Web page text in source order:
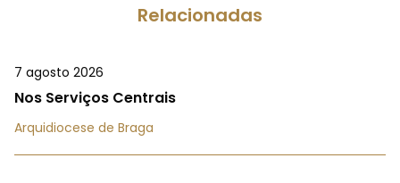
Relacionadas
7 agosto 2026
Nos Serviços Centrais
Arquidiocese de Braga